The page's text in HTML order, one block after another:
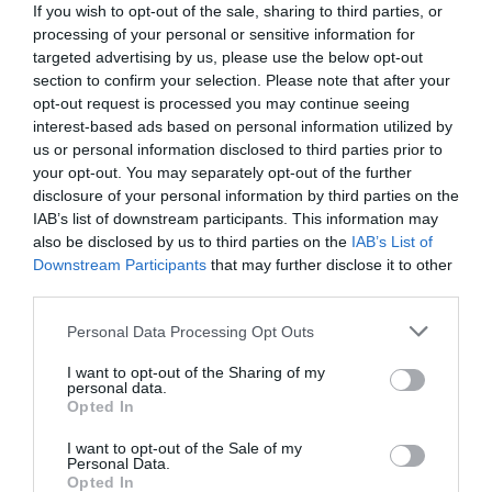
If you wish to opt-out of the sale, sharing to third parties, or
processing of your personal or sensitive information for
targeted advertising by us, please use the below opt-out
section to confirm your selection. Please note that after your
opt-out request is processed you may continue seeing
interest-based ads based on personal information utilized by
us or personal information disclosed to third parties prior to
your opt-out. You may separately opt-out of the further
disclosure of your personal information by third parties on the
IAB’s list of downstream participants. This information may
also be disclosed by us to third parties on the IAB’s List of
Downstream Participants that may further disclose it to other
Personal Data Processing Opt Outs
I want to opt-out of the Sharing of my
personal data.
Opted In
I want to opt-out of the Sale of my
Personal Data.
Opted In
Facebook Partager cette voie
Itinéraire
2 386 km (tiempo estimado 1 jour 10 heures)
Prendre la directionnord-estsurAve
De La NationversAvenue Moussa
24 m
Travele
Prendreà gauche
Prendreà droitesurRN7 3,3 km
©2016 Google
partir de
Bamako, Mali